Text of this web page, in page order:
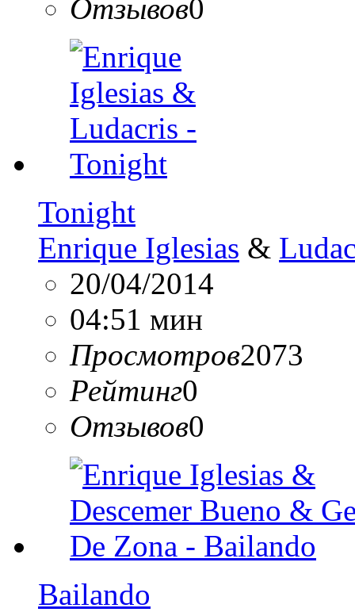
Отзывов0
Tonight
Enrique Iglesias &
20/04/2014
04:51 мин
Просмотров2073
Рейтинг0
Отзывов0
Bailando